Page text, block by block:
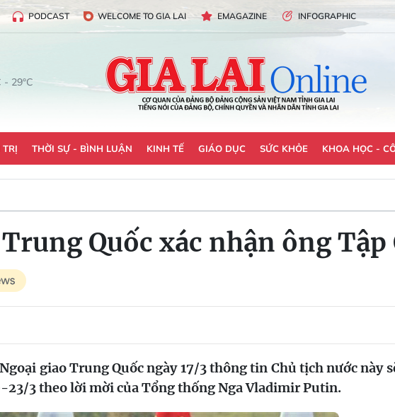
PODCAST WELCOME TO GIA LAI EMAGAZINE INFOGRAPHIC
- 29°C
THỜI SỰ - BÌNH LUẬN KINH TẾ GIÁO DỤC SỨC KHỎE KHOA HỌC -
Quốc xác nhận ông
giao Trung Quốc ngày 17/3 thông tin Chủ tịch nước này
23/3 theo lời mời của Tổng thống Nga Vladimir Putin.